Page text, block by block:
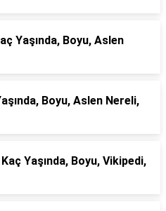
Yaşında, Boyu, Aslen
Boyu, Aslen Nereli,
Yaşında, Boyu, Vikipedi,